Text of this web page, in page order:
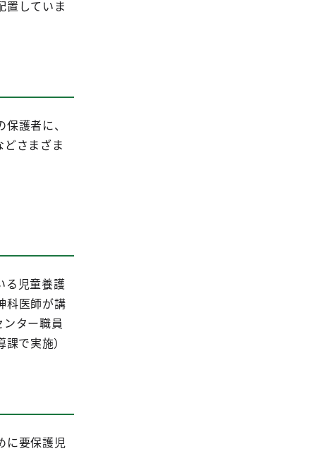
置していま
護者に、
さまざま
る児童養護
科医師が講
ター職員
で実施）
に要保護児